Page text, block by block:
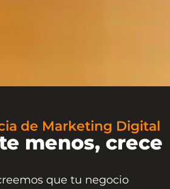
de Marketing Digital
menos, crece
que tu negocio